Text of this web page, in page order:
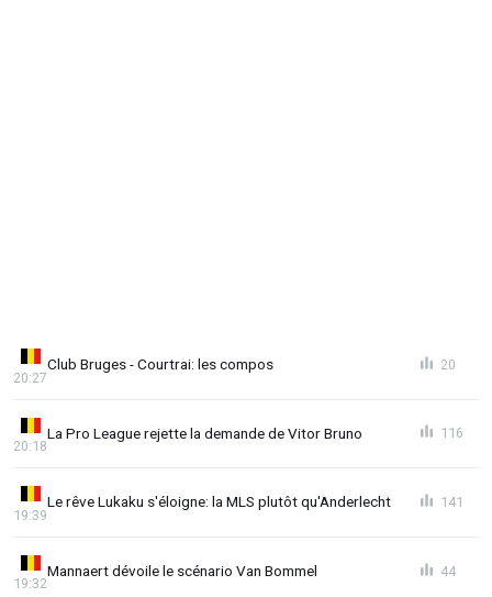
Club Bruges - Courtrai: les compos
20:27
20
La Pro League rejette la demande de Vitor Bruno
20:18
116
Le rêve Lukaku s'éloigne: la MLS plutôt qu'Anderlecht
19:39
141
Mannaert dévoile le scénario Van Bommel
19:32
44